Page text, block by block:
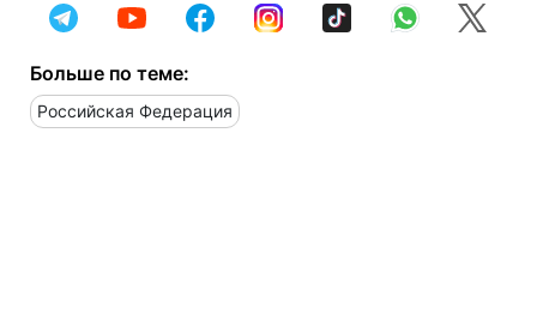
Больше по теме:
Российская Федерация